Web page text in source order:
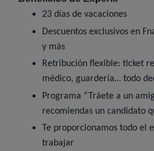
23 días de vacaciones
Descuentos exclusivos en
y más
Retribución flexible: ticket
médico, guardería… todo
Programa “Tráete a un
recomiendas un candidato
Te proporcionamos todo el
trabajar